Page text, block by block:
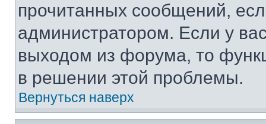
прочитанных сообщений,
администратором. Если у
выходом из форума, то
в решении этой проблемы.
Вернуться наверх